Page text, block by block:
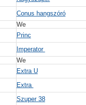
Conus hangszóró
We
Princ
Imperator
We
Extra U
Extra
Szuper 38